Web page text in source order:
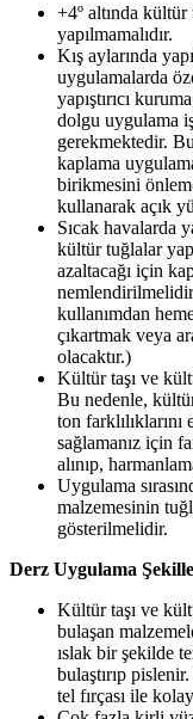
+4º altında
yapılmamalıdır.
Kış aylarında
uygulamalarda
yapıştırıcı
dolgu uygulama
gerekmektedir.
kaplama
birikmesini
kullanarak açık
Sıcak havalarda
kültür tuğlalar
azaltacağı için
kullanımdan
çıkartmak veya
olacaktır.)
Kültür taşı ve
Bu nedenle,
ton
sağlamanız için
alınıp,
Uygulama
malzemesinin
gösterilmelidir.
Derz Uygulama
Kültür taşı ve
bulaşan
ıslak bir şekilde
bulaştırıp
tel fırçası ile